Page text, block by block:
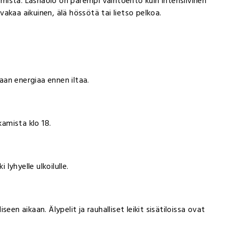
aikuinen, älä hössötä tai lietso pelkoa.
energiaa ennen iltaa.
klo 18.
lyhyelle ulkoilulle.
aikaan. Älypelit ja rauhalliset leikit sisätiloissa ovat